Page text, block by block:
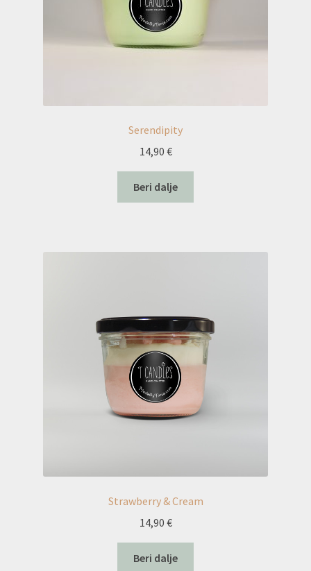
Serendipity
14,90 €
Beri dalje
Strawberry & Cream
14,90 €
Beri dalje